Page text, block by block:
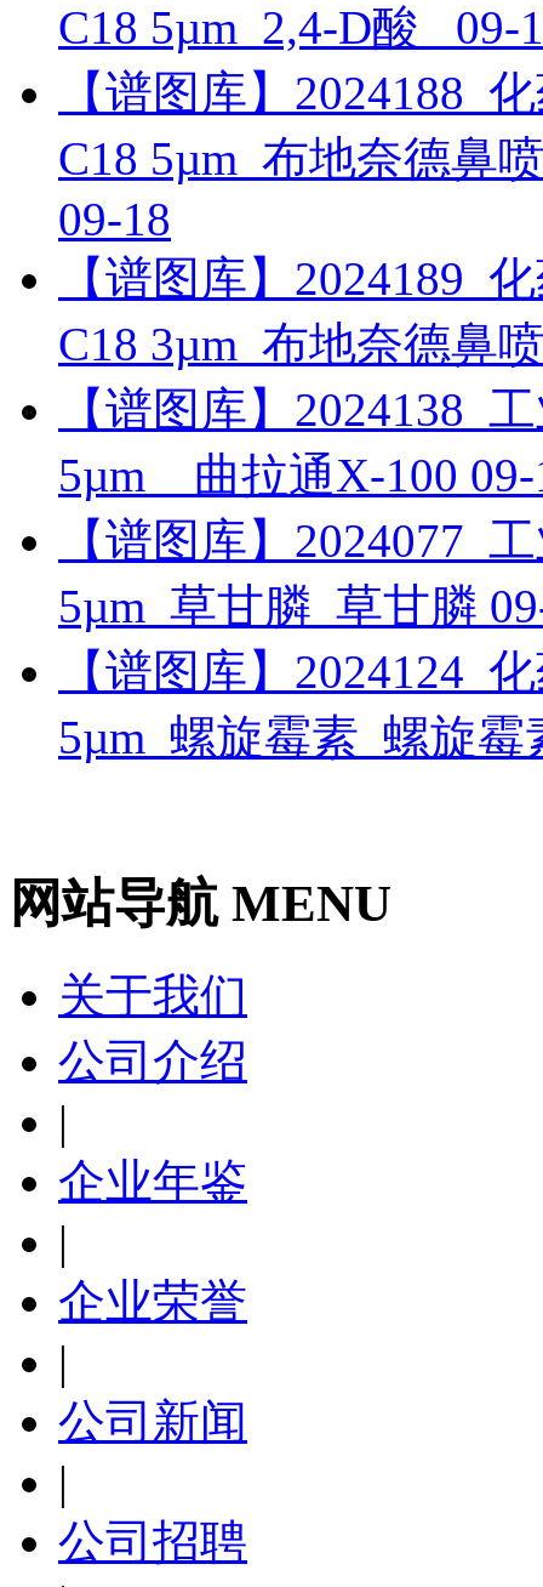
C18 5µm_2,4-D酸_ 09-
【谱图库】2024188_
C18 5µm_布地奈德鼻
09-18
【谱图库】2024189_
C18 3µm_布地奈德鼻
【谱图库】2024138_
5µm__曲拉通X-100
【谱图库】2024077_
5µm_草甘膦_草甘膦
【谱图库】2024124_
5µm_螺旋霉素_螺旋
网站导航 MENU
关于我们
公司介绍
|
企业年鉴
|
企业荣誉
|
公司新闻
|
公司招聘